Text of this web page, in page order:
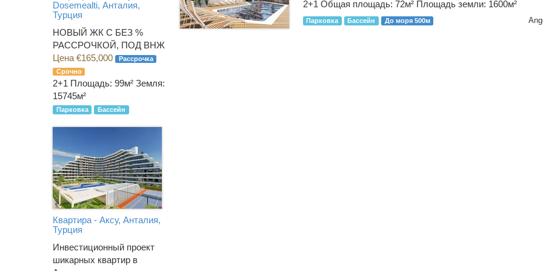
2+1 Общая площадь: 72м² Площадь земли: 1600м²
Парковка Бассейн До моря 500м
Dosemealti, Анталия,
Турция
НОВЫЙ ЖК С БЕЗ %
РАССРОЧКОЙ, ПОД ВНЖ
Цена €165,000
Рассрочка
Срочно
2+1 Площадь: 99м² Земля:
15745м²
Парковка Бассейн
Квартира - Аксу, Анталия,
Турция
Инвестиционный проект
шикарных квартир в